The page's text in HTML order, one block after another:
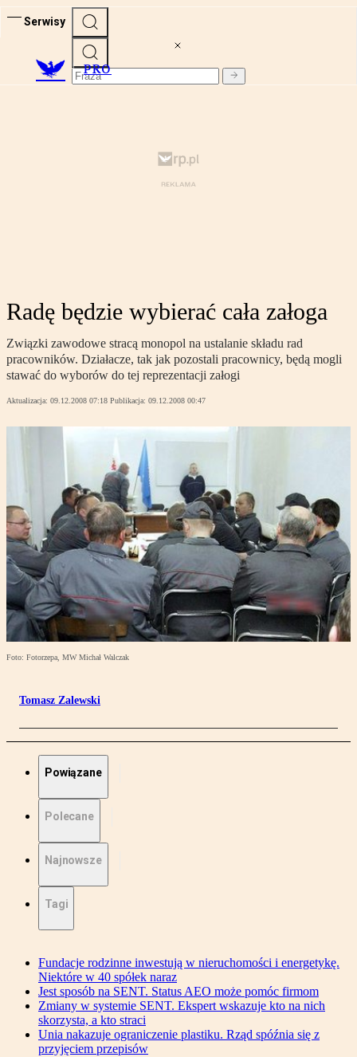
Serwisy
PRO
Radę będzie wybierać cała załoga
Związki zawodowe stracą monopol na ustalanie składu rad
pracowników. Działacze, tak jak pozostali pracownicy, będą mogli
stawać do wyborów do tej reprezentacji załogi
Aktualizacja: 09.12.2008 07:18 Publikacja: 09.12.2008 00:47
Foto: Fotorzepa, MW Michał Walczak
Tomasz Zalewski
Powiązane
Polecane
Najnowsze
Tagi
Fundacje rodzinne inwestują w nieruchomości i energetykę.
Niektóre w 40 spółek naraz
Jest sposób na SENT. Status AEO może pomóc firmom
Zmiany w systemie SENT. Ekspert wskazuje kto na nich
skorzysta, a kto straci
Unia nakazuje ograniczenie plastiku. Rząd spóźnia się z
przyjęciem przepisów